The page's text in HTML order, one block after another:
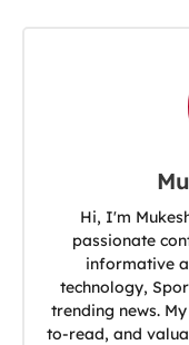
Hi, I'm
passionate
informative
technology,
trending news.
to-read, and